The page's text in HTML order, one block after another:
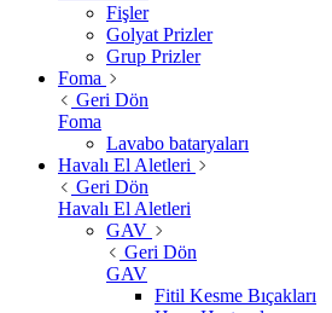
Fişler
Golyat Prizler
Grup Prizler
Foma
Geri Dön
Foma
Lavabo bataryaları
Havalı El Aletleri
Geri Dön
Havalı El Aletleri
GAV
Geri Dön
GAV
Fitil Kesme Bıçakları